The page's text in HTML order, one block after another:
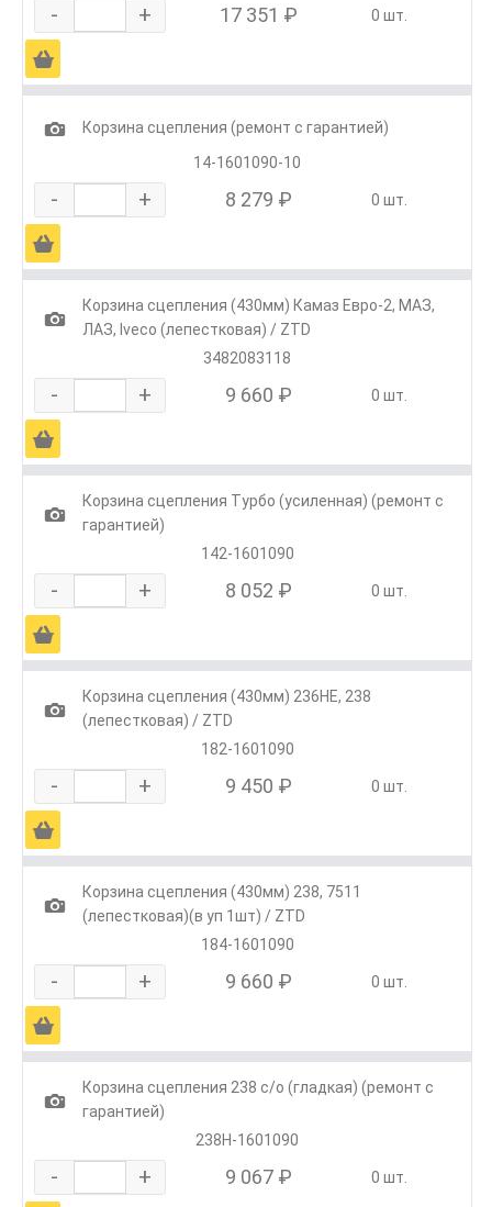
- + 17 351 ₽ 0 шт.
Ä
1
Корзина сцепления (ремонт с гарантией)
14-1601090-10
- + 8 279 ₽ 0 шт.
Ä
1
Корзина сцепления (430мм) Камаз Евро-2, МАЗ,
ЛАЗ, Iveco (лепестковая) / ZTD
3482083118
- + 9 660 ₽ 0 шт.
Ä
1
Корзина сцепления Турбо (усиленная) (ремонт с
гарантией)
142-1601090
- + 8 052 ₽ 0 шт.
Ä
1
Корзина сцепления (430мм) 236НЕ, 238
(лепестковая) / ZTD
182-1601090
- + 9 450 ₽ 0 шт.
Ä
1
Корзина сцепления (430мм) 238, 7511
(лепестковая)(в уп 1шт) / ZTD
184-1601090
- + 9 660 ₽ 0 шт.
Ä
1
Корзина сцепления 238 с/о (гладкая) (ремонт с
гарантией)
238Н-1601090
- + 9 067 ₽ 0 шт.